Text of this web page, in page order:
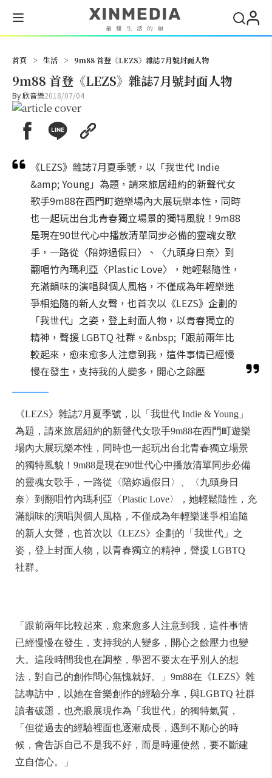
首頁 > 生活 > 9m88 首登《LEZS》雜誌7月號封面人物
9m88 首登《LEZS》雜誌7月號封面人物
By欣音樂2018/07/04
《LEZS》雜誌7月夏季號，以「我世代 Indie
&amp; Young」為題，請來旅居紐約的新聲代女
歌手9m88在西門町遊樂場內大展玩樂本性，同時
也一起玩出台北青春獨立場景的獨特風貌！9m88
是現在90世代心中播放清單同步必備的靈魂女歌
手，一路從〈陪妳過假日〉、〈九頭身日奈〉到
翻唱竹內瑪利亞〈Plastic Love〉，她輕鬆隨性，
充滿韻味的演唱與個人風格，不僅成為年輕樂迷
爭相追隨的新人女聲，也首次以《LEZS》企劃的
「我世代」之姿，登上封面人物，以青春獨立的
精神，聲援 LGBTQ 社群。&nbsp;「跟前兩年比
較起來，愈來愈多人注意到我，這件事情已經慢
慢在發生，支持我的人變多，開心之餘壓
《LEZS》雜誌7月夏季號，以「我世代 Indie & Young」
為題，請來旅居紐約的新聲代女歌手9m88在西門町遊樂
場內大展玩樂本性，同時也一起玩出台北青春獨立場景
的獨特風貌！9m88是現在90世代心中播放清單同步必備
的靈魂女歌手，一路從〈陪妳過假日〉、〈九頭身日
奈〉到翻唱竹內瑪利亞〈Plastic Love〉，她輕鬆隨性，充
滿韻味的演唱與個人風格，不僅成為年輕樂迷爭相追隨
的新人女聲，也首次以《LEZS》企劃的「我世代」之
姿，登上封面人物，以青春獨立的精神，聲援 LGBTQ
社群。
「跟前兩年比較起來，愈來愈多人注意到我，這件事情
已經慢慢在發生，支持我的人變多，開心之餘壓力也變
大。這段時間我也在調整，學習不要太在乎別人的想
法，對自己的創作問心無愧就好。」9m88在《LEZS》雜
誌專訪中，以她在音樂創作的經驗分享，與LGBTQ 社群
讀者破題，也亮眼展現作為「我世代」的獨特氣質，
「但從過去的經驗裡面也逐漸成長，遇到不順心的時
候，會告訴自己不是我不好，而是時運使然，要不斷建
立自信心。」